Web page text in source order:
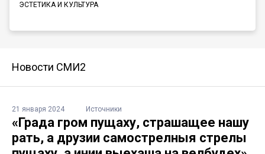
ЭСТЕТИКА И КУЛЬТУРА
Новости СМИ2
21 января 2024 Источники
«Града гром пущаху, страшащее нашу
рать, а друзии самострелныя стрелы